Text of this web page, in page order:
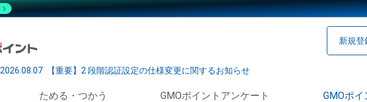
新規登
2026.08.07 【重要】2 段階認証設定の仕様変更に関するお知らせ
ためる・つかう GMOポイントアンケート GMOポ